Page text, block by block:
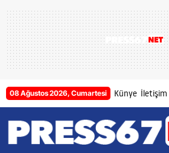
08 Ağustos 2026, Cumartesi Künye İletişim